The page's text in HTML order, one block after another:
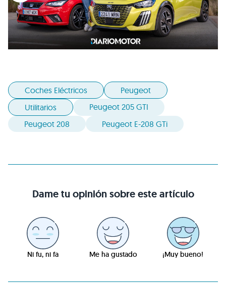
Coches Eléctricos
Peugeot
Utilitarios
Peugeot 205 GTI
Peugeot 208
Peugeot E-208 GTi
Dame tu opinión sobre este artículo
Ni fu, ni fa Me ha gustado ¡Muy bueno!